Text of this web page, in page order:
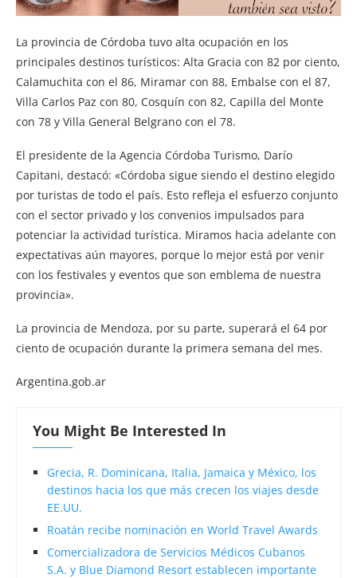
La provincia de Córdoba tuvo alta ocupación en los
principales destinos turísticos: Alta Gracia con 82 por ciento,
Calamuchita con el 86, Miramar con 88, Embalse con el 87,
Villa Carlos Paz con 80, Cosquín con 82, Capilla del Monte
con 78 y Villa General Belgrano con el 78.
El presidente de la Agencia Córdoba Turismo, Darío
Capitani, destacó: «Córdoba sigue siendo el destino elegido
por turistas de todo el país. Esto refleja el esfuerzo conjunto
con el sector privado y los convenios impulsados para
potenciar la actividad turística. Miramos hacia adelante con
expectativas aún mayores, porque lo mejor está por venir
con los festivales y eventos que son emblema de nuestra
provincia».
La provincia de Mendoza, por su parte, superará el 64 por
ciento de ocupación durante la primera semana del mes.
Argentina.gob.ar
You Might Be Interested In
Grecia, R. Dominicana, Italia, Jamaica y México, los
destinos hacia los que más crecen los viajes desde
EE.UU.
Roatán recibe nominación en World Travel Awards
Comercializadora de Servicios Médicos Cubanos
S.A. y Blue Diamond Resort establecen importante